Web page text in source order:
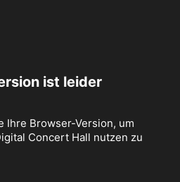
ist leider
Ihre Browser-Version, um
Concert Hall nutzen zu